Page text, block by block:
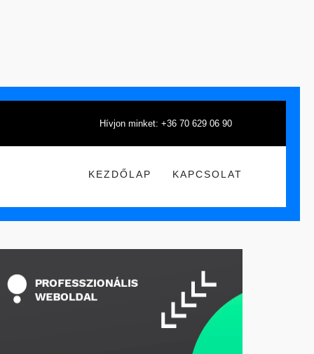
Hívjon minket: +36 70 629 06 90
KEZDŐLAP KAPCSOLAT